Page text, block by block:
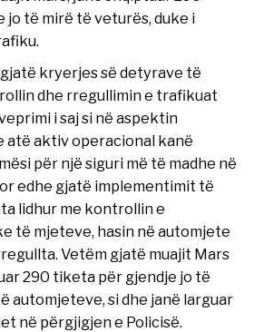
jo të mirë të veturës, duke i
kryerjes së detyrave të
dhe rregullimin e trafikuat
i saj si në aspektin
atë aktiv operacional kanë
për një siguri më të madhe në
edhe gjatë implementimit të
lidhur me kontrollin e
të mjeteve, hasin në automjete
Vetëm gjatë muajit Mars
290 tiketa për gjendje jo të
automjeteve, si dhe janë larguar
në përgjigjen e Policisë.